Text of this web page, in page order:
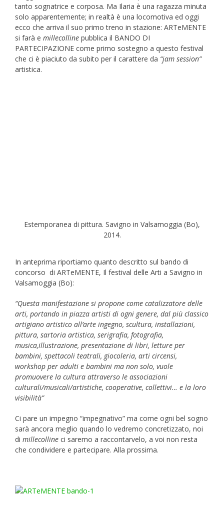
tanto sognatrice e corposa. Ma Ilaria è una ragazza minuta
solo apparentemente; in realtà è una locomotiva ed oggi
ecco che arriva il suo primo treno in stazione: ARTeMENTE
si farà e millecolline pubblica il BANDO DI
PARTECIPAZIONE come primo sostegno a questo festival
che ci è piaciuto da subito per il carattere da “jam session”
artistica.
Estemporanea di pittura. Savigno in Valsamoggia (Bo),
2014.
In anteprima riportiamo quanto descritto sul bando di
concorso di ARTeMENTE, Il festival delle Arti a Savigno in
Valsamoggia (Bo):
“Questa manifestazione si propone come catalizzatore delle
arti, portando in piazza artisti di ogni genere, dal più classico
artigiano artistico all’arte ingegno, scultura, installazioni,
pittura, sartoria artistica, serigrafia, fotografia,
musica,illustrazione, presentazione di libri, letture per
bambini, spettacoli teatrali, giocoleria, arti circensi,
workshop per adulti e bambini ma non solo, vuole
promuovere la cultura attraverso le associazioni
culturali/musicali/artistiche, cooperative, collettivi… e la loro
visibilità”
Ci pare un impegno “impegnativo” ma come ogni bel sogno
sarà ancora meglio quando lo vedremo concretizzato, noi
di millecolline ci saremo a raccontarvelo, a voi non resta
che condividere e partecipare. Alla prossima.